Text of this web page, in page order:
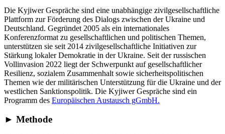
Die Kyjiwer Gespräche sind eine unabhängige zivilgesellschaftliche
Plattform zur Förderung des Dialogs zwischen der Ukraine und
Deutschland. Gegründet 2005 als ein internationales
Konferenzformat zu gesellschaftlichen und politischen Themen,
unterstützen sie seit 2014 zivilgesellschaftliche Initiativen zur
Stärkung lokaler Demokratie in der Ukraine. Seit der russischen
Vollinvasion 2022 liegt der Schwerpunkt auf gesellschaftlicher
Resilienz, sozialem Zusammenhalt sowie sicherheitspolitischen
Themen wie der militärischen Unterstützung für die Ukraine und der
westlichen Sanktionspolitik. Die Kyjiwer Gespräche sind ein
Programm des Europäischen Austausch gGmbH.
► Methode